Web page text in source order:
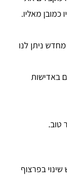
מאליו.
ניתן לנו
באדישות
בפרצוף